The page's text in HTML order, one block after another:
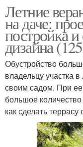
Летние
на даче:
постройка
дизайна
Обустройство
владельцу участка
своим садом. При ее
большое
как сделать